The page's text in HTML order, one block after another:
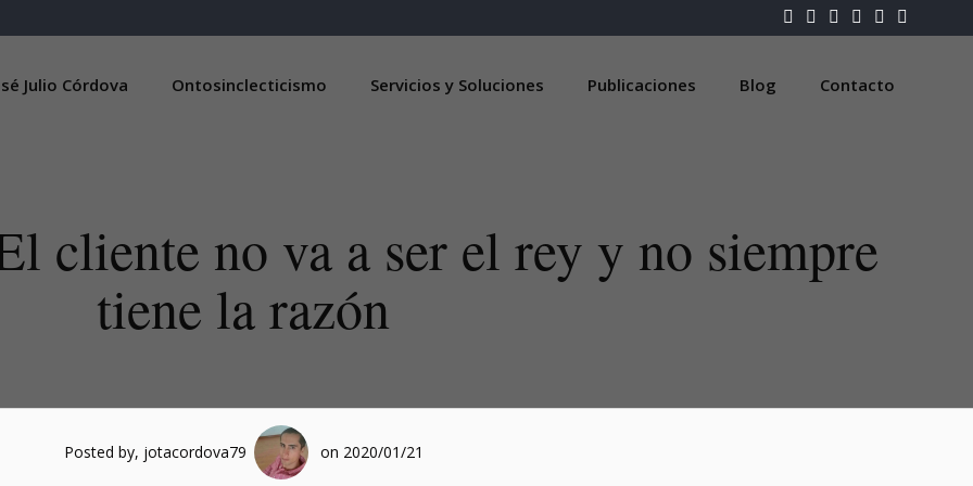
Julio Córdova Ontosinclecticismo Servicios y Soluciones Publicaciones Blog Contacto
cliente no va a ser el rey y no siempre
tiene la razón
Posted by, jotacordova79 on 2020/01/21